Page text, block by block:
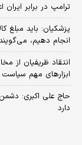
ترامپ در برابر ایران
پزشکیان: باید مبلغ
انجام دهیم،
انتقاد ظریفیان از
ابزارهای مهم سیاست
حاج علی اکبری:
دارد